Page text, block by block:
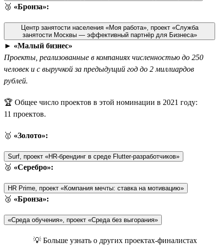
🥉 «Бронза»:
Центр занятости населения «Моя работа», проект «Служба
занятости Москвы — эффективный партнёр для Бизнеса»
► «Малый бизнес»
Проекты, реализованные в компаниях численностью до 250
человек и с выручкой за предыдущий год до 2 миллиардов
рублей.
🏆 Общее число проектов в этой номинации в 2021 году:
11 проектов.
🥇 «Золото»:
Surf, проект «HR-брендинг в среде Flutter-разработчиков»
🥈 «Серебро»:
HR Prime, проект «Компания мечты: ставка на мотивацию»
🥉 «Бронза»:
«Среда обучения», проект «Среда без выгорания»
💡 Больше узнать о других проектах-финалистах